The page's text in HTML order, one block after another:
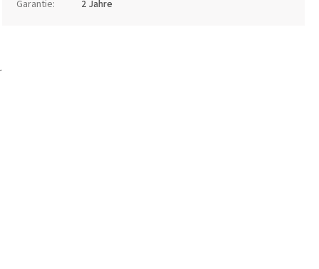
Garantie: 2 Jahre